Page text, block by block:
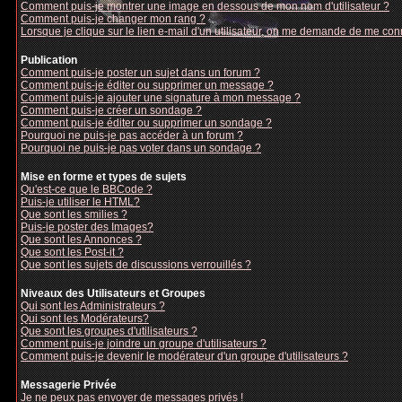
Comment puis-je montrer une image en dessous de mon nom d'utilisateur ?
Comment puis-je changer mon rang ?
Lorsque je clique sur le lien e-mail d'un utilisateur, on me demande de me
Publication
Comment puis-je poster un sujet dans un forum ?
Comment puis-je éditer ou supprimer un message ?
Comment puis-je ajouter une signature à mon message ?
Comment puis-je créer un sondage ?
Comment puis-je éditer ou supprimer un sondage ?
Pourquoi ne puis-je pas accéder à un forum ?
Pourquoi ne puis-je pas voter dans un sondage ?
Mise en forme et types de sujets
Qu'est-ce que le BBCode ?
Puis-je utiliser le HTML?
Que sont les smilies ?
Puis-je poster des Images?
Que sont les Annonces ?
Que sont les Post-it ?
Que sont les sujets de discussions verrouillés ?
Niveaux des Utilisateurs et Groupes
Qui sont les Administrateurs ?
Qui sont les Modérateurs?
Que sont les groupes d'utilisateurs ?
Comment puis-je joindre un groupe d'utilisateurs ?
Comment puis-je devenir le modérateur d'un groupe d'utilisateurs ?
Messagerie Privée
Je ne peux pas envoyer de messages privés !